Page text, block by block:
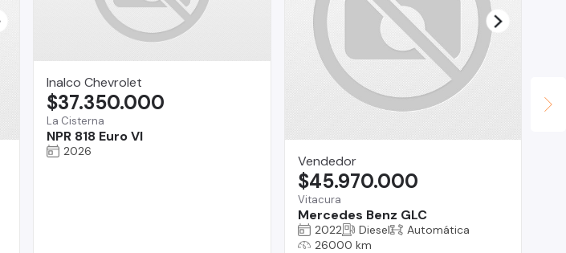
Inalco Chevrolet
La Cisterna
NPR 818 Euro VI
$37.350.000
2026
Vendedor
Vitacura
Mercedes Benz GLC
$45.970.000
2022 Diesel
Automática
26000 km